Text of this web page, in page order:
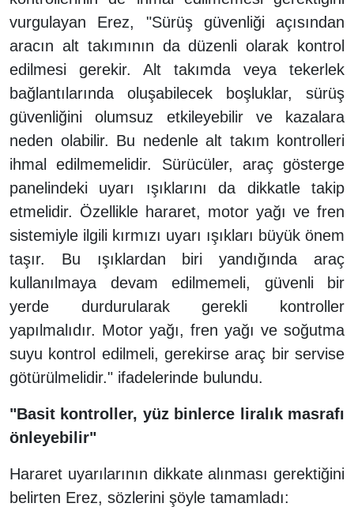
vurgulayan Erez, "Sürüş güvenliği açısından
aracın alt takımının da düzenli olarak kontrol
edilmesi gerekir. Alt takımda veya tekerlek
bağlantılarında oluşabilecek boşluklar, sürüş
güvenliğini olumsuz etkileyebilir ve kazalara
neden olabilir. Bu nedenle alt takım kontrolleri
ihmal edilmemelidir. Sürücüler, araç gösterge
panelindeki uyarı ışıklarını da dikkatle takip
etmelidir. Özellikle hararet, motor yağı ve fren
sistemiyle ilgili kırmızı uyarı ışıkları büyük önem
taşır. Bu ışıklardan biri yandığında araç
kullanılmaya devam edilmemeli, güvenli bir
yerde durdurularak gerekli kontroller
yapılmalıdır. Motor yağı, fren yağı ve soğutma
suyu kontrol edilmeli, gerekirse araç bir servise
götürülmelidir." ifadelerinde bulundu.
"Basit kontroller, yüz binlerce liralık masrafı
önleyebilir"
Hararet uyarılarının dikkate alınması gerektiğini
belirten Erez, sözlerini şöyle tamamladı: